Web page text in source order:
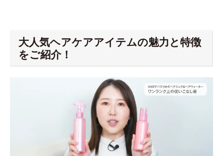
大人気ヘアケアアイテムの魅力と特徴
をご紹介！